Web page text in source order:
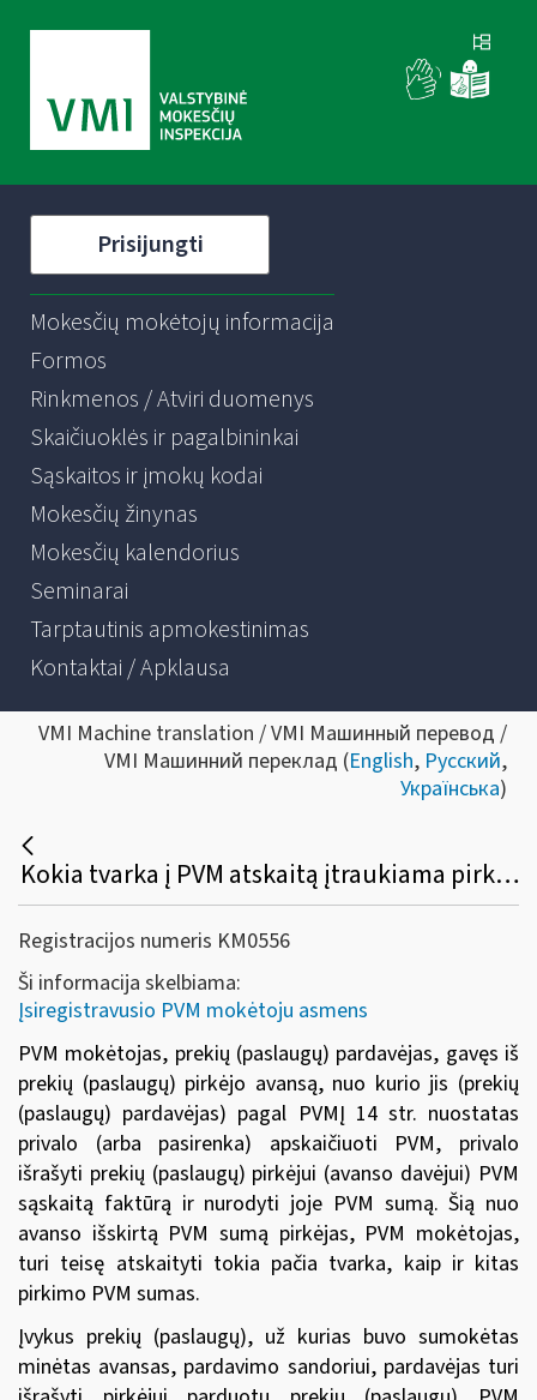
Prisijungti
Mokesčių mokėtojų informacija
Formos
Rinkmenos / Atviri duomenys
Skaičiuoklės ir pagalbininkai
Sąskaitos ir įmokų kodai
Mokesčių žinynas
Mokesčių kalendorius
Seminarai
Tarptautinis apmokestinimas
Kontaktai / Apklausa
VMI Machine translation / VMI Машинный перевод /
VMI Машинний переклад (English, Русский,
Українська)
Kokia tvarka į PVM atskaitą įtraukiama pirkimo PVM suma, išskirta PVM sąskaitoje faktūroje tokių įsigytų prekių (paslaugų), už kurias buvo sumokėtas avansas ir įtraukta į PVM atskaitą nuo jo apskaičiuota PVM suma?
Registracijos numeris KM0556
Ši informacija skelbiama:
Įsiregistravusio PVM mokėtoju asmens
PVM mokėtojas, prekių (paslaugų) pardavėjas, gavęs iš
prekių (paslaugų) pirkėjo avansą, nuo kurio jis (prekių
(paslaugų) pardavėjas) pagal PVMĮ 14 str. nuostatas
privalo (arba pasirenka) apskaičiuoti PVM, privalo
išrašyti prekių (paslaugų) pirkėjui (avanso davėjui) PVM
sąskaitą faktūrą ir nurodyti joje PVM sumą. Šią nuo
avanso išskirtą PVM sumą pirkėjas, PVM mokėtojas,
turi teisę atskaityti tokia pačia tvarka, kaip ir kitas
pirkimo PVM sumas.
Įvykus prekių (paslaugų), už kurias buvo sumokėtas
minėtas avansas, pardavimo sandoriui, pardavėjas turi